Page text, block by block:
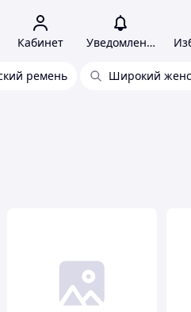
Кабинет Уведомления
ремень Широкий